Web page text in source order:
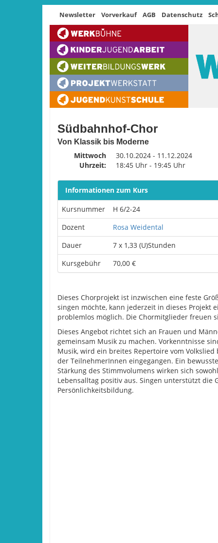
Newsletter Vorverkauf AGB Datenschutz
Südbahnhof-Chor
Von Klassik bis Moderne
Mittwoch
30.10.2024 - 11.12.2024
Uhrzeit:
18:45 Uhr - 19:45 Uhr
Informationen zum Kurs
Kursnummer
H 6/2-24
Dozent
Rosa Weidental
Dauer
7 x 1,33 (U)Stunden
Kursgebühr
70,00 €
Dieses Chorprojekt ist inzwischen eine feste
singen möchte, kann jederzeit in dieses Projekt
problemlos möglich. Die Chormitglieder freuen
Dieses Angebot richtet sich an Frauen und
gemeinsam Musik zu machen. Vorkenntnisse
Musik, wird ein breites Repertoire vom
der TeilnehmerInnen eingegangen. Ein
Stärkung des Stimmvolumens wirken sich
Lebensalltag positiv aus. Singen unterstützt die
Persönlichkeitsbildung.